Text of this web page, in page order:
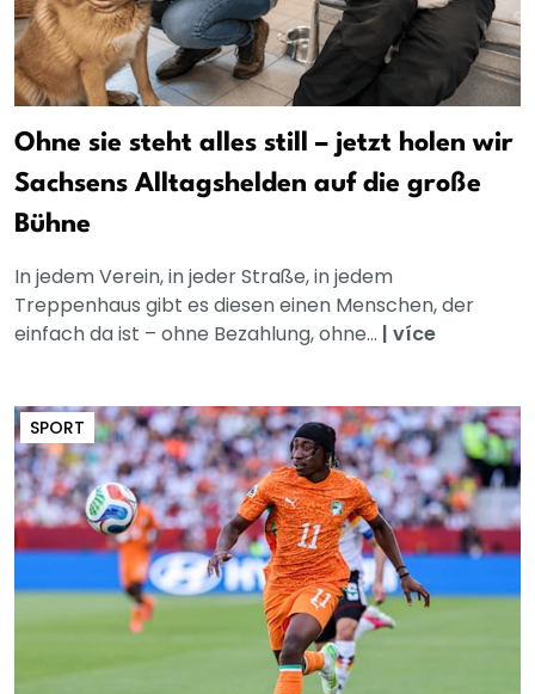
Ohne sie steht alles still – jetzt holen wir
Sachsens Alltagshelden auf die große
Bühne
In jedem Verein, in jeder Straße, in jedem
Treppenhaus gibt es diesen einen Menschen, der
einfach da ist – ohne Bezahlung, ohne... | více
SPORT